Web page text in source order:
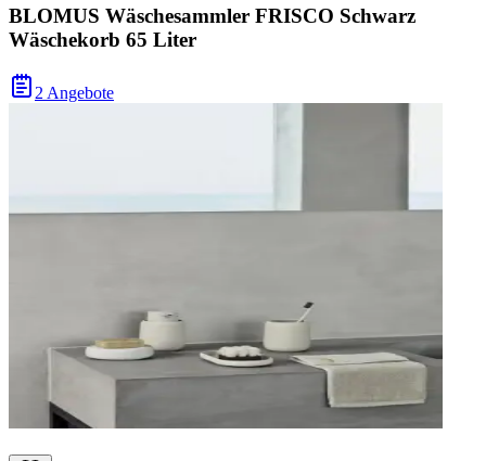
BLOMUS Wäschesammler FRISCO Schwarz
Wäschekorb 65 Liter
2 Angebote